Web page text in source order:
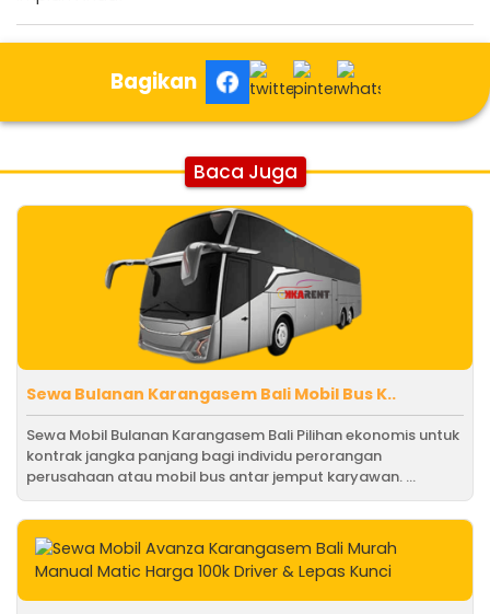
Bagikan
Baca Juga
Sewa Bulanan Karangasem Bali Mobil Bus K..
Sewa Mobil Bulanan Karangasem Bali Pilihan ekonomis untuk
kontrak jangka panjang bagi individu perorangan
perusahaan atau mobil bus antar jemput karyawan. ...